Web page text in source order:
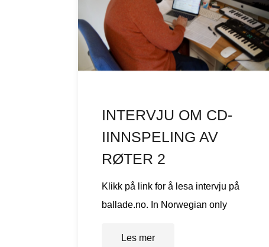
INTERVJU OM CD-
IINNSPELING AV
RØTER 2
Klikk på link for å lesa intervju på
ballade.no. In Norwegian only
Les mer